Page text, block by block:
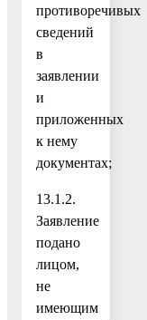
противоречивых
сведений
в
заявлении
и
приложенных
к нему
документах;
13.1.2.
Заявление
подано
лицом,
не
имеющим